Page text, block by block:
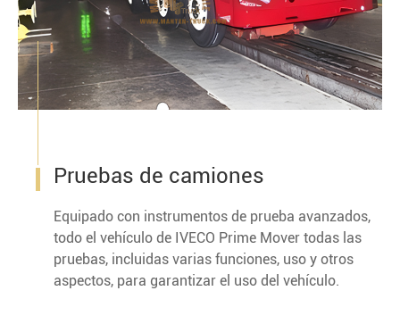
Pruebas de camiones
Equipado con instrumentos de prueba avanzados,
todo el vehículo de IVECO Prime Mover todas las
pruebas, incluidas varias funciones, uso y otros
aspectos, para garantizar el uso del vehículo.